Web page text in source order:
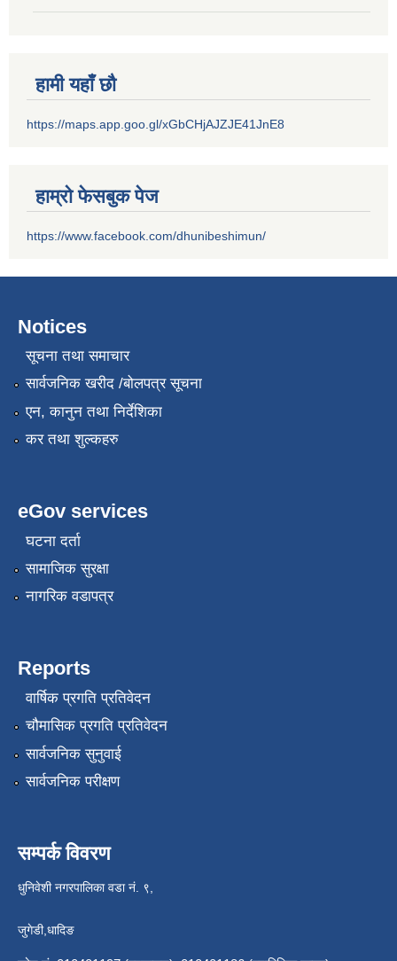
हामी यहाँ छौ
https://maps.app.goo.gl/xGbCHjAJZJE41JnE8
हाम्रो फेसबुक पेज
https://www.facebook.com/dhunibeshimun/
Notices
सूचना तथा समाचार
सार्वजनिक खरीद /बोलपत्र सूचना
एन, कानुन तथा निर्देशिका
कर तथा शुल्कहरु
eGov services
घटना दर्ता
सामाजिक सुरक्षा
नागरिक वडापत्र
Reports
वार्षिक प्रगति प्रतिवेदन
चौमासिक प्रगति प्रतिवेदन
सार्वजनिक सुनुवाई
सार्वजनिक परीक्षण
सम्पर्क विवरण
धुनिवेशी नगरपालिका वडा नं. ९,
जुगेडी,धादिङ